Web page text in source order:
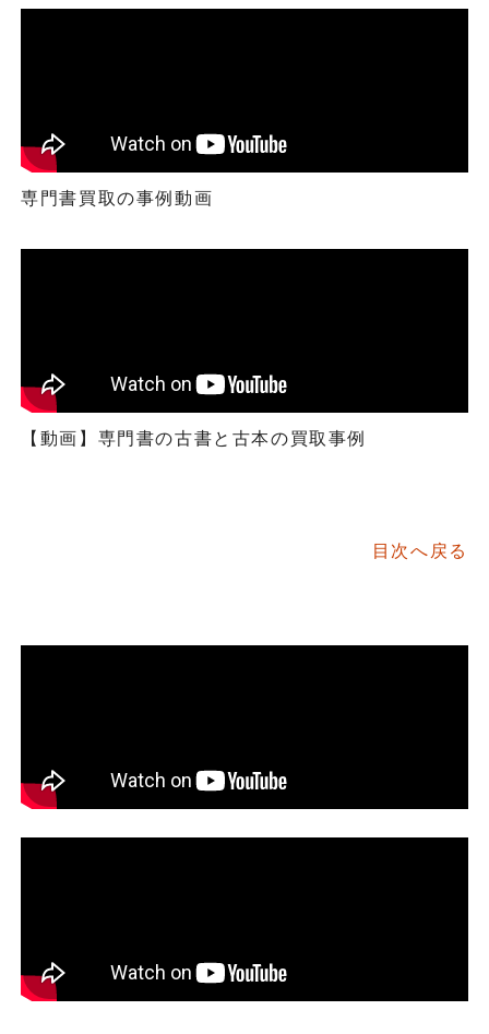
専門書買取の事例動画
【動画】専門書の古書と古本の買取事例
目次へ戻る